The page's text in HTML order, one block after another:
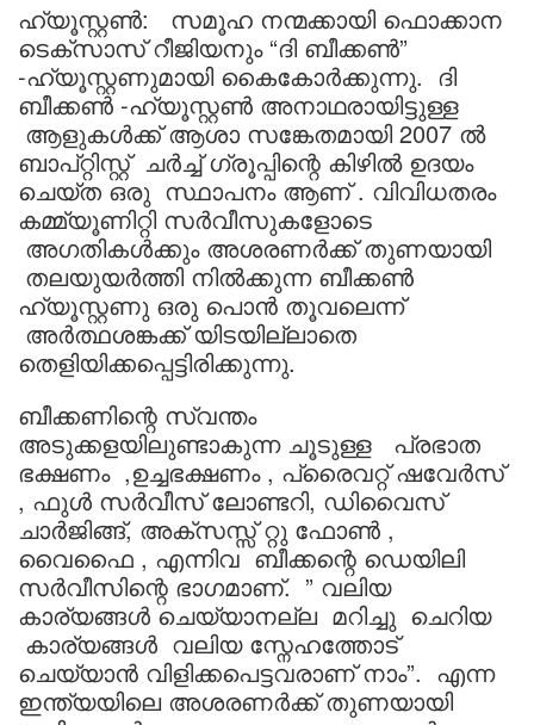
ഹ്യൂസ്റ്റൺ: സമൂഹ നന്മക്കായി ഫൊക്കാന
ടെക്സാസ് റീജിയനും “ദി ബീക്കൺ”
-ഹ്യൂസ്റ്റണുമായി കൈകോർക്കുന്നു. ദി
ബീക്കൺ -ഹ്യൂസ്റ്റൺ അനാഥരായിട്ടുള്ള
ആളുകൾക്ക് ആശാ സങ്കേതമായി 2007 ൽ
ബാപ്റ്റിസ്റ്റ് ചർച്ച് ഗ്രൂപ്പിന്റെ കിഴിൽ ഉദയം
ചെയ്‌ത ഒരു സ്ഥാപനം ആണ് . വിവിധതരം
കമ്മ്യൂണിറ്റി സർവീസുകളോടെ
അഗതികള്‍ക്കും അശരണർക്ക് തുണയായി
തലയുയർത്തി നിൽക്കുന്ന ബീക്കൺ
ഹ്യൂസ്റ്റണു ഒരു പൊൻ തൂവലെന്ന്
അർത്ഥശങ്കക്ക് യിടയില്ലാതെ
തെളിയിക്കപ്പെട്ടിരിക്കുന്നു.
ബീക്കണിന്റെ സ്വന്തം
അടുക്കളയിലുണ്ടാകുന്ന ചൂടുള്ള പ്രഭാത
ഭക്ഷണം ,ഉച്ചഭക്ഷണം , പ്രൈവറ്റ് ഷവേർസ്
, ഫുൾ സർവീസ് ലോണ്ടറി, ഡിവൈസ്
ചാർജിങ്ങ്, അക്സസ്സ് റ്റു ഫോൺ ,
വൈഫൈ , എന്നിവ ബീക്കന്റെ ഡെയിലി
സർവീസിന്റെ ഭാഗമാണ്. ” വലിയ
കാര്യങ്ങൾ ചെയ്യാനല്ല മറിച്ചു ചെറിയ
കാര്യങ്ങൾ വലിയ സ്നേഹത്തോട്
ചെയ്യാൻ വിളിക്കപെട്ടവരാണ് നാം”. എന്ന
ഇന്ത്യയിലെ അശരണർക്ക് തുണയായി